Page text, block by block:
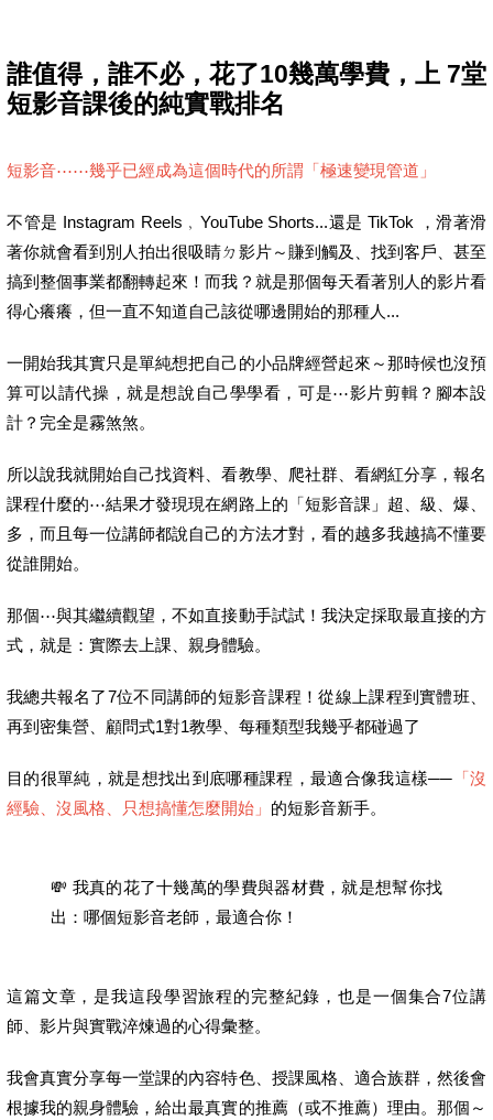
誰值得，誰不必，花了10幾萬學費，上 7堂
短影音課後的純實戰排名
短影音⋯⋯幾乎已經成為這個時代的所謂「極速變現管道」
不管是 Instagram Reels﹐YouTube Shorts...還是 TikTok ，滑著滑
著你就會看到別人拍出很吸睛ㄉ影片～賺到觸及、找到客戶、甚至
搞到整個事業都翻轉起來！而我？就是那個每天看著別人的影片看
得心癢癢，但一直不知道自己該從哪邊開始的那種人...
一開始我其實只是單純想把自己的小品牌經營起來～那時候也沒預
算可以請代操，就是想說自己學學看，可是⋯影片剪輯？腳本設
計？完全是霧煞煞。
所以說我就開始自己找資料、看教學、爬社群、看網紅分享，報名
課程什麼的⋯結果才發現現在網路上的「短影音課」超、級、爆、
多，而且每一位講師都說自己的方法才對，看的越多我越搞不懂要
從誰開始。
那個⋯與其繼續觀望，不如直接動手試試！我決定採取最直接的方
式，就是：實際去上課、親身體驗。
我總共報名了7位不同講師的短影音課程！從線上課程到實體班、
再到密集營、顧問式1對1教學、每種類型我幾乎都碰過了
目的很單純，就是想找出到底哪種課程，最適合像我這樣── 「沒
經驗、沒風格、只想搞懂怎麼開始」 的短影音新手。
💸 我真的花了十幾萬的學費與器材費，就是想幫你找
出：哪個短影音老師，最適合你！
這篇文章，是我這段學習旅程的完整紀錄，也是一個集合7位講
師、影片與實戰淬煉過的心得彙整。
我會真實分享每一堂課的內容特色、授課風格、適合族群，然後會
根據我的親身體驗，給出最真實的推薦（或不推薦）理由。那個～